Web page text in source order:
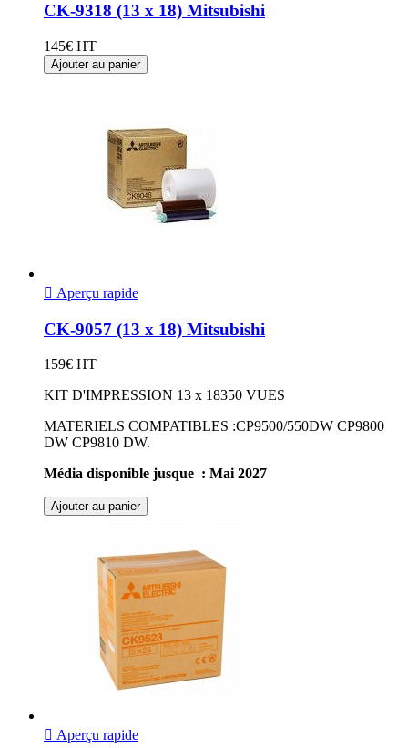
CK-9318 (13 x 18) Mitsubishi
145€ HT
Ajouter au panier
 Aperçu rapide
CK-9057 (13 x 18) Mitsubishi
159€ HT
KIT D'IMPRESSION 13 x 18350 VUES
MATERIELS COMPATIBLES :CP9500/550DW CP9800
DW CP9810 DW.
Média disponible jusque : Mai 2027
Ajouter au panier
 Aperçu rapide